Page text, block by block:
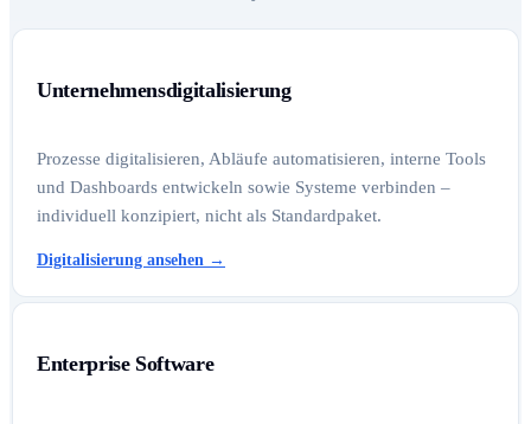
Unternehmensdigitalisierung
Prozesse digitalisieren, Abläufe automatisieren, interne Tools
und Dashboards entwickeln sowie Systeme verbinden –
individuell konzipiert, nicht als Standardpaket.
Digitalisierung ansehen →
Enterprise Software